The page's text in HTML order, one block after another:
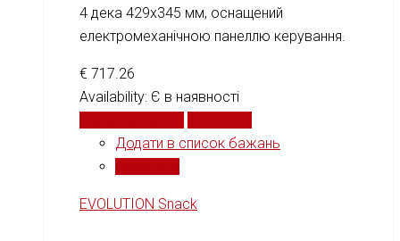
4 дека 429x345 мм, оснащений
електромеханічною панеллю керування.
€ 717.26
Availability: Є в наявності
Додати в список бажань
EVOLUTION Snack